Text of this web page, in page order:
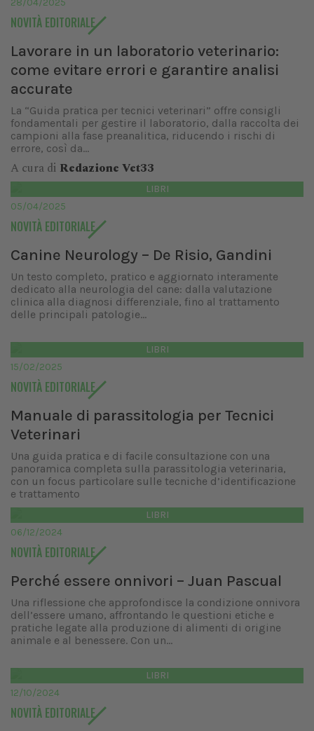
28/04/2025
NOVITÀ EDITORIALE
Lavorare in un laboratorio veterinario:
come evitare errori e garantire analisi
accurate
La “Guida pratica per tecnici veterinari” offre consigli
fondamentali per gestire il laboratorio, dalla raccolta dei
campioni alla fase preanalitica, riducendo i rischi di
errore, così da...
A cura di Redazione Vet33
LIBRI
05/04/2025
NOVITÀ EDITORIALE
Canine Neurology – De Risio, Gandini
Un testo completo, pratico e aggiornato interamente
dedicato alla neurologia del cane: dalla valutazione
clinica alla diagnosi differenziale, fino al trattamento
delle principali patologie...
LIBRI
15/02/2025
NOVITÀ EDITORIALE
Manuale di parassitologia per Tecnici
Veterinari
Una guida pratica e di facile consultazione con una
panoramica completa sulla parassitologia veterinaria,
con un focus particolare sulle tecniche d’identificazione
e trattamento
LIBRI
06/12/2024
NOVITÀ EDITORIALE
Perché essere onnivori – Juan Pascual
Una riflessione che approfondisce la condizione onnivora
dell’essere umano, affrontando le questioni etiche e
pratiche legate alla produzione di alimenti di origine
animale e al benessere. Con un...
LIBRI
12/10/2024
NOVITÀ EDITORIALE